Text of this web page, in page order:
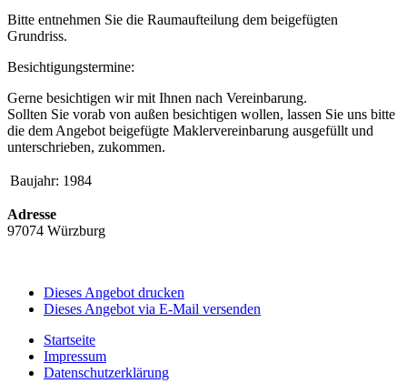
Bitte entnehmen Sie die Raumaufteilung dem beigefügten
Grundriss.
Besichtigungstermine:
Gerne besichtigen wir mit Ihnen nach Vereinbarung.
Sollten Sie vorab von außen besichtigen wollen, lassen Sie uns bitte
die dem Angebot beigefügte Maklervereinbarung ausgefüllt und
unterschrieben, zukommen.
Baujahr: 1984
Adresse
97074 Würzburg
Dieses Angebot drucken
Dieses Angebot via E-Mail versenden
Startseite
Impressum
Datenschutzerklärung